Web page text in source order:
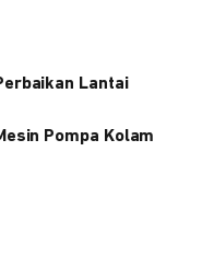
Lantai
Pompa Kolam